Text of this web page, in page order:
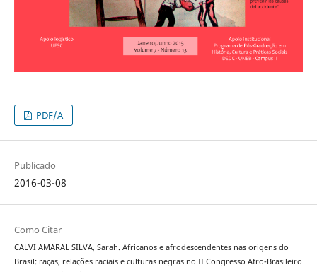
PDF/A
Publicado
2016-03-08
Como Citar
CALVI AMARAL SILVA, Sarah. Africanos e afrodescendentes nas origens do
Brasil: raças, relações raciais e culturas negras no II Congresso Afro-Brasileiro